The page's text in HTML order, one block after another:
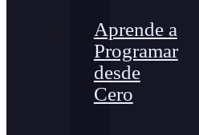
Aprende a
Programar
desde
Cero